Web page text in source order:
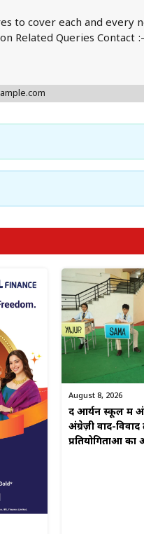
to cover each and every
Related Queries Contact :-
August 8, 2026
द आर्यन स्कूल में
अंग्रेज़ी वाद-
प्रतियोगिताओं